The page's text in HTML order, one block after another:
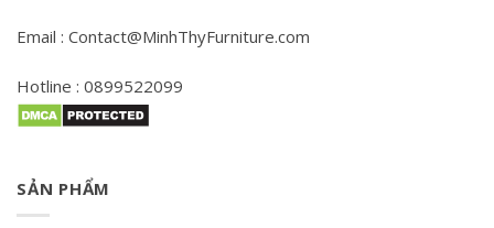
Email : Contact@MinhThyFurniture.com
Hotline : 0899522099
SẢN PHẨM